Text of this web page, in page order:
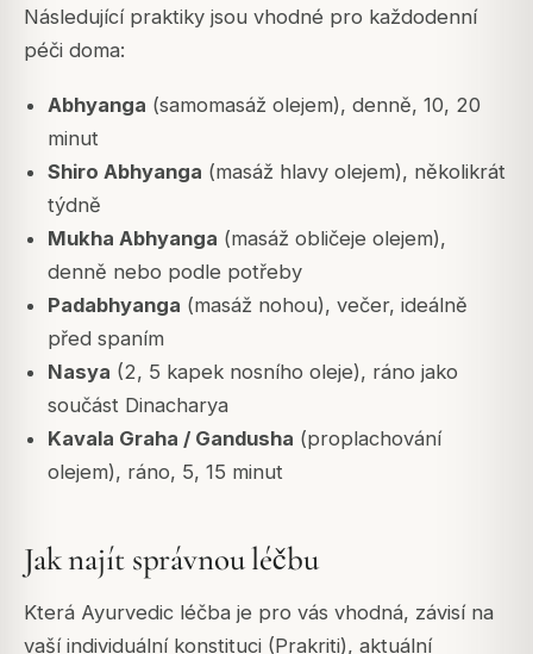
Následující praktiky jsou vhodné pro každodenní
péči doma:
Abhyanga (samomasáž olejem), denně, 10, 20
minut
Shiro Abhyanga (masáž hlavy olejem), několikrát
týdně
Mukha Abhyanga (masáž obličeje olejem),
denně nebo podle potřeby
Padabhyanga (masáž nohou), večer, ideálně
před spaním
Nasya (2, 5 kapek nosního oleje), ráno jako
součást Dinacharya
Kavala Graha / Gandusha (proplachování
olejem), ráno, 5, 15 minut
Jak najít správnou léčbu
Která Ayurvedic léčba je pro vás vhodná, závisí na
vaší individuální konstituci (Prakriti), aktuální